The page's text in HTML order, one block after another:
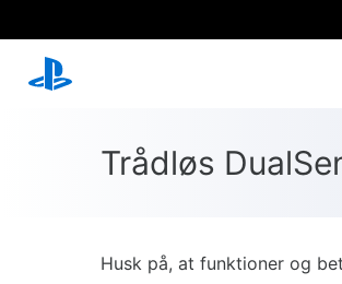
Trådløs
Husk på, at funktioner og